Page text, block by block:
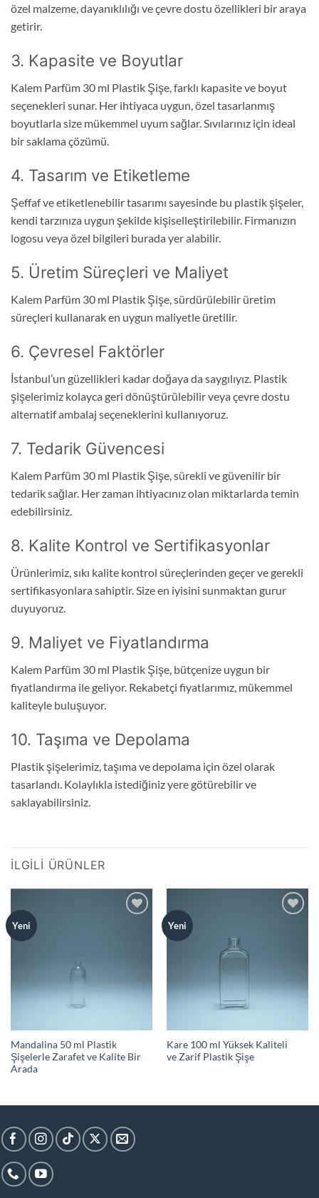
özel malzeme, dayanıklılığı ve çevre dostu özellikleri bir araya
getirir.
3. Kapasite ve Boyutlar
Kalem Parfüm 30 ml Plastik Şişe, farklı kapasite ve boyut
seçenekleri sunar. Her ihtiyaca uygun, özel tasarlanmış
boyutlarla size mükemmel uyum sağlar. Sıvılarınız için ideal
bir saklama çözümü.
4. Tasarım ve Etiketleme
Şeffaf ve etiketlenebilir tasarımı sayesinde bu plastik şişeler,
kendi tarzınıza uygun şekilde kişiselleştirilebilir. Firmanızın
logosu veya özel bilgileri burada yer alabilir.
5. Üretim Süreçleri ve Maliyet
Kalem Parfüm 30 ml Plastik Şişe, sürdürülebilir üretim
süreçleri kullanarak en uygun maliyetle üretilir.
6. Çevresel Faktörler
İstanbul’un güzellikleri kadar doğaya da saygılıyız. Plastik
şişelerimiz kolayca geri dönüştürülebilir veya çevre dostu
alternatif ambalaj seçeneklerini kullanıyoruz.
7. Tedarik Güvencesi
Kalem Parfüm 30 ml Plastik Şişe, sürekli ve güvenilir bir
tedarik sağlar. Her zaman ihtiyacınız olan miktarlarda temin
edebilirsiniz.
8. Kalite Kontrol ve Sertifikasyonlar
Ürünlerimiz, sıkı kalite kontrol süreçlerinden geçer ve gerekli
sertifikasyonlara sahiptir. Size en iyisini sunmaktan gurur
duyuyoruz.
9. Maliyet ve Fiyatlandırma
Kalem Parfüm 30 ml Plastik Şişe, bütçenize uygun bir
fiyatlandırma ile geliyor. Rekabetçi fiyatlarımız, mükemmel
kaliteyle buluşuyor.
10. Taşıma ve Depolama
Plastik şişelerimiz, taşıma ve depolama için özel olarak
tasarlandı. Kolaylıkla istediğiniz yere götürebilir ve
saklayabilirsiniz.
İLGILI ÜRÜNLER
Yeni
Mandalina 50 ml Plastik
Şişelerle Zarafet ve Kalite Bir
Arada
Yeni
Kare 100 ml Yüksek Kaliteli
ve Zarif Plastik Şişe